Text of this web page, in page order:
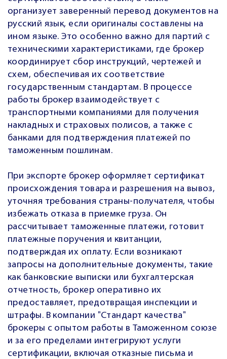
организует заверенный перевод документов на
русский язык, если оригиналы составлены на
ином языке. Это особенно важно для партий с
техническими характеристиками, где брокер
координирует сбор инструкций, чертежей и
схем, обеспечивая их соответствие
государственным стандартам. В процессе
работы брокер взаимодействует с
транспортными компаниями для получения
накладных и страховых полисов, а также с
банками для подтверждения платежей по
таможенным пошлинам.
При экспорте брокер оформляет сертификат
происхождения товара и разрешения на вывоз,
уточняя требования страны-получателя, чтобы
избежать отказа в приемке груза. Он
рассчитывает таможенные платежи, готовит
платежные поручения и квитанции,
подтверждая их оплату. Если возникают
запросы на дополнительные документы, такие
как банковские выписки или бухгалтерская
отчетность, брокер оперативно их
предоставляет, предотвращая инспекции и
штрафы. В компании "Стандарт качества"
брокеры с опытом работы в Таможенном союзе
и за его пределами интегрируют услуги
сертификации, включая отказные письма и